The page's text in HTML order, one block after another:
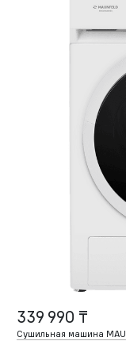
339 990 ₸
Сушильная машина